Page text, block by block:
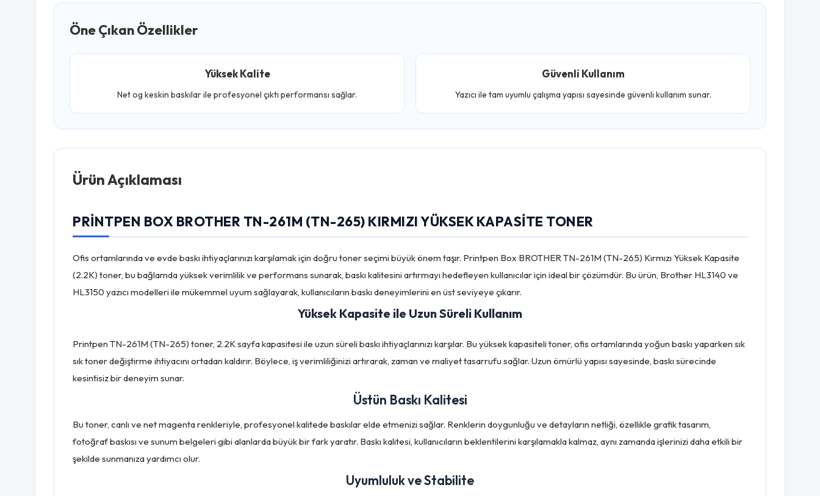
Öne Çıkan Özellikler
Yüksek Kalite
Net og keskin baskılar ile profesyonel çıktı performansı sağlar.
Güvenli Kullanım
Yazıcı ile tam uyumlu çalışma yapısı sayesinde güvenli kullanım sunar.
Ürün Açıklaması
PRINTPEN BOX BROTHER TN-261M (TN-265) KIRMIZI YÜKSEK KAPASITE TONER
Ofis ortamlarında ve evde baskı ihtiyaçlarınızı karşılamak için doğru toner seçimi büyük önem taşır. Printpen Box BROTHER TN-261M (TN-265) Kırmızı Yüksek Kapasite
(2.2K) toner, bu bağlamda yüksek verimlilik ve performans sunarak, baskı kalitesini artırmayı hedefleyen kullanıcılar için ideal bir çözümdür. Bu ürün, Brother HL3140 ve
HL3150 yazıcı modelleri ile mükemmel uyum sağlayarak, kullanıcıların baskı deneyimlerini en üst seviyeye çıkarır.
Yüksek Kapasite ile Uzun Süreli Kullanım
Printpen TN-261M (TN-265) toner, 2.2K sayfa kapasitesi ile uzun süreli baskı ihtiyaçlarınızı karşılar. Bu yüksek kapasiteli toner, ofis ortamlarında yoğun baskı yaparken sık
sık toner değiştirme ihtiyacını ortadan kaldırır. Böylece, iş verimliliğinizi artırarak, zaman ve maliyet tasarrufu sağlar. Uzun ömürlü yapısı sayesinde, baskı sürecinde
kesintisiz bir deneyim sunar.
Üstün Baskı Kalitesi
Bu toner, canlı ve net magenta renkleriyle, profesyonel kalitede baskılar elde etmenizi sağlar. Renklerin doygunluğu ve detayların netliği, özellikle grafik tasarım,
fotoğraf baskısı ve sunum belgeleri gibi alanlarda büyük bir fark yaratır. Baskı kalitesi, kullanıcıların beklentilerini karşılamakla kalmaz, aynı zamanda işlerinizi daha etkili bir
şekilde sunmanıza yardımcı olur.
Uyumluluk ve Stabilite